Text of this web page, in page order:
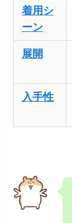
着用シ
ーン
展開
入手性